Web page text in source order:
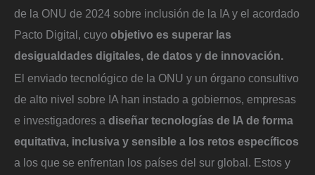
de la ONU de 2024 sobre inclusión de la IA y el acordado
Pacto Digital, cuyo objetivo es superar las
desigualdades digitales, de datos y de innovación.
El enviado tecnológico de la ONU y un órgano consultivo
de alto nivel sobre IA han instado a gobiernos, empresas
e investigadores a diseñar tecnologías de IA de forma
equitativa, inclusiva y sensible a los retos específicos
a los que se enfrentan los países del sur global. Estos y